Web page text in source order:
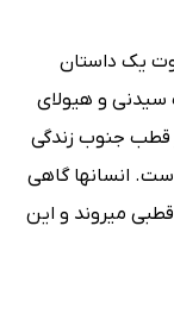
یک داستان
سیدنی و هیولای
قطب جنوب زندگی
انسانها گاهی
میروند و این